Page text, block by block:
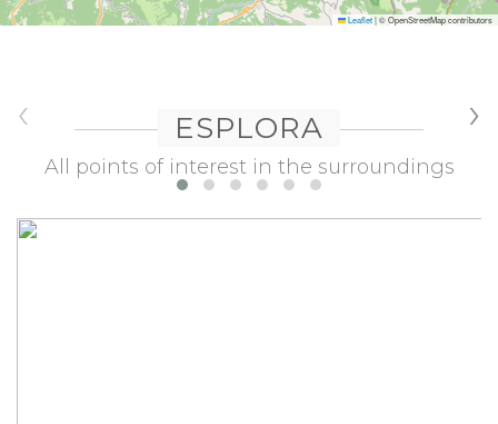
Leaflet|© OpenStreetMap contributors
ESPLORA
All points of interest in the surroundings
‹ ›